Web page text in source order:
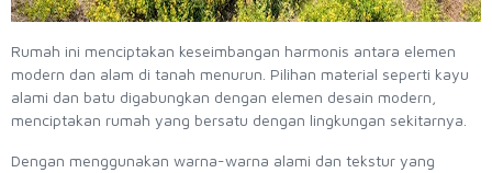
Rumah ini menciptakan keseimbangan harmonis antara elemen
modern dan alam di tanah menurun. Pilihan material seperti kayu
alami dan batu digabungkan dengan elemen desain modern,
menciptakan rumah yang bersatu dengan lingkungan sekitarnya.
Dengan menggunakan warna-warna alami dan tekstur yang